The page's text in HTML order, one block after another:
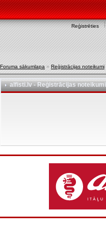
Reģistrēties
Foruma sākumlapa » Reģistrācijas noteikumi
alfisti.lv - Reģistrācijas noteikumi